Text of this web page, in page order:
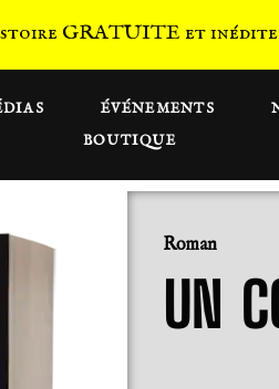
GRATUITE et
ÉVÉNEMENTS
BOUTIQUE
Roman
UN